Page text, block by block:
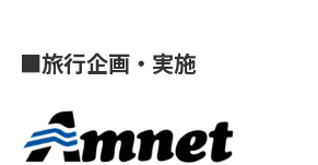
■旅行企画・実施